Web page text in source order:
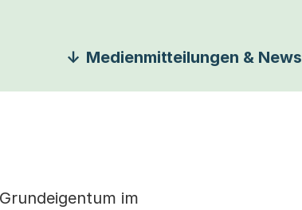
Medienmitteilungen & News
im